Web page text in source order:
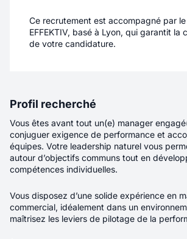
clients existants tout en
nouvelles opportunités
auprès des collectivités territoriales,
(ballons, équipements
d’aménagement plus ambitieux :
multisports, city stades,
gymnase, basket 3×3, etc.
Nouveau
Commercial Itinérant -
Sportifs - F/H/X
Localité
Rémunération
Ce recrutement est accompagné par
EFFEKTIV, basé à Lyon, qui garantit la
de votre candidature.
Profil recherché
Vous êtes avant tout un(e) manager
conjuguer exigence de performance et
équipes. Votre leadership naturel vous
autour d’objectifs communs tout en
compétences individuelles.
Vous disposez d’une solide expérience en
commercial, idéalement dans un
maîtrisez les leviers de pilotage de la